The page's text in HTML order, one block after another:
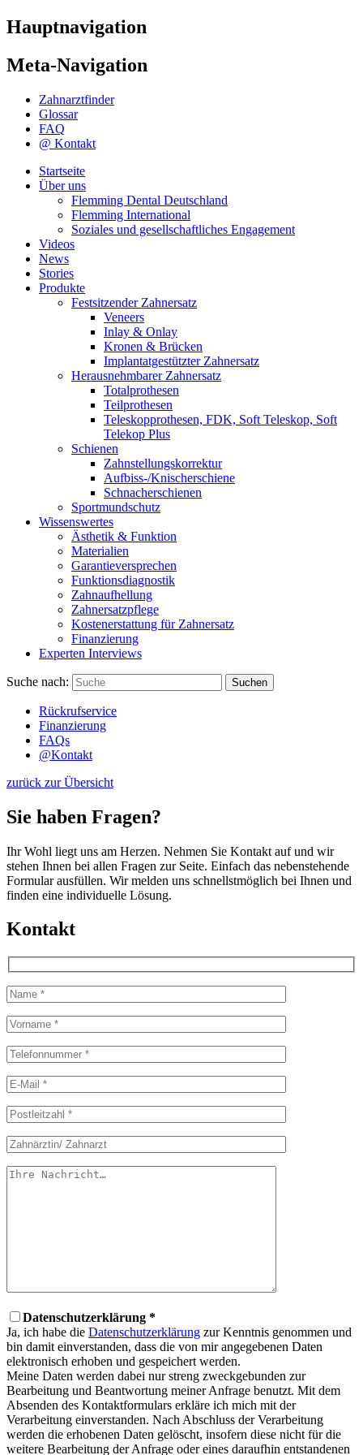
Hauptnavigation
Meta-Navigation
Zahnarztfinder
Glossar
FAQ
@ Kontakt
Startseite
Über uns
Flemming Dental Deutschland
Flemming International
Soziales und gesellschaftliches Engagement
Videos
News
Stories
Produkte
Festsitzender Zahnersatz
Veneers
Inlay & Onlay
Kronen & Brücken
Implantatgestützter Zahnersatz
Herausnehmbarer Zahnersatz
Totalprothesen
Teilprothesen
Teleskopprothesen, FDK, Soft Teleskop, Soft
Telekop Plus
Schienen
Zahnstellungskorrektur
Aufbiss-/Knischerschiene
Schnacherschienen
Sportmundschutz
Wissenswertes
Ästhetik & Funktion
Materialien
Garantieversprechen
Funktionsdiagnostik
Zahnaufhellung
Zahnersatzpflege
Kostenerstattung für Zahnersatz
Finanzierung
Experten Interviews
Suche nach: Suchen
Rückrufservice
Finanzierung
FAQs
@Kontakt
zurück zur Übersicht
Sie haben Fragen?
Ihr Wohl liegt uns am Herzen. Nehmen Sie Kontakt auf und wir
stehen Ihnen bei allen Fragen zur Seite. Einfach das nebenstehende
Formular ausfüllen. Wir melden uns schnellstmöglich bei Ihnen und
finden eine individuelle Lösung.
Kontakt
Datenschutzerklärung *
Ja, ich habe die Datenschutzerklärung zur Kenntnis genommen und
bin damit einverstanden, dass die von mir angegebenen Daten
elektronisch erhoben und gespeichert werden.
Meine Daten werden dabei nur streng zweckgebunden zur
Bearbeitung und Beantwortung meiner Anfrage benutzt. Mit dem
Absenden des Kontaktformulars erkläre ich mich mit der
Verarbeitung einverstanden. Nach Abschluss der Verarbeitung
werden die erhobenen Daten gelöscht, insofern diese nicht für die
weitere Bearbeitung der Anfrage oder eines daraufhin entstandenen